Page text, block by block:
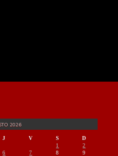
2026
J V S
D
1
2
6 7 8
9